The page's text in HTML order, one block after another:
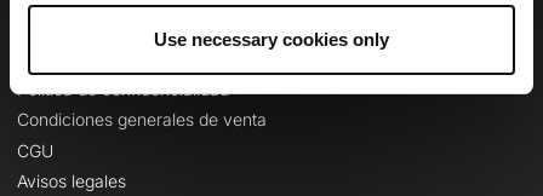
Use necessary cookies only
Información legal
Política de confidencialidad
Condiciones generales de venta
CGU
Avisos legales